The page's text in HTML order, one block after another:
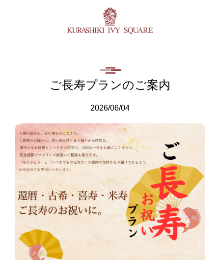
ご長寿プランのご案内
2026/06/04